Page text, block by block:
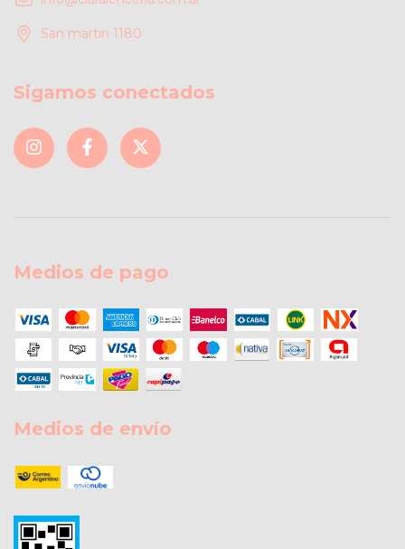
San martin 1180
Sigamos conectados
Medios de pago
Medios de envío